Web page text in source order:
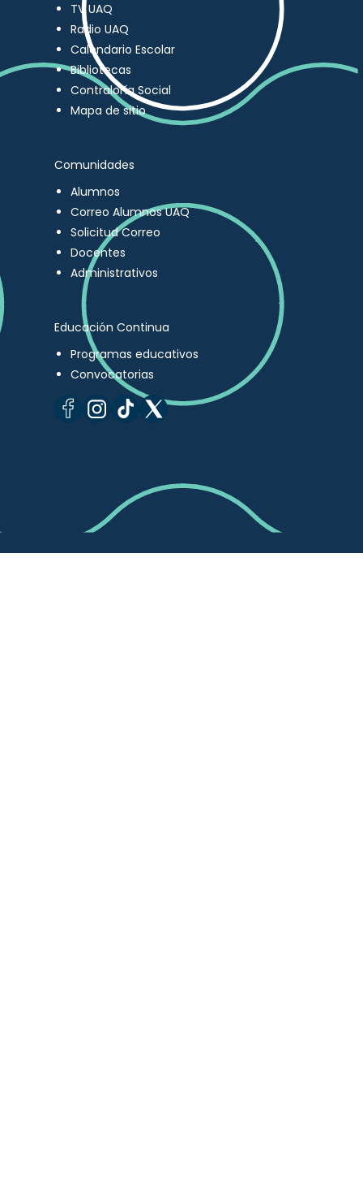
TV UAQ
Radio UAQ
Calendario Escolar
Bibliotecas
Contraloría Social
Mapa de sitio
Comunidades
Alumnos
Correo Alumnos UAQ
Solicitud Correo
Docentes
Administrativos
Educación Continua
Programas educativos
Convocatorias